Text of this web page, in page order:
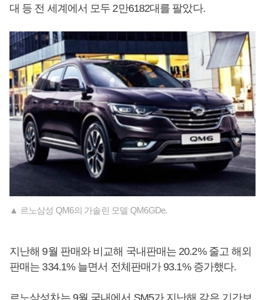
대 등 전 세계에서 모두 2만6182대를 팔았다.
▲ 르노삼성 QM6의 가솔린 모델 QM6GDe.
지난해 9월 판매와 비교해 국내판매는 20.2% 줄고 해외
판매는 334.1% 늘면서 전체판매가 93.1% 증가했다.
르노삼성차는 9월 국내에서 SM5가 지난해 같은 기간보